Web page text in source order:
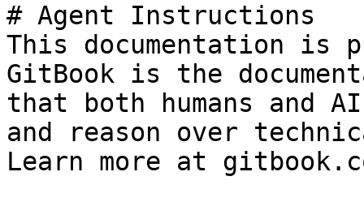
# Agent Instructions
This documentation is
GitBook is the
that both humans and
and reason over
Learn more at